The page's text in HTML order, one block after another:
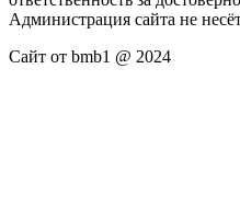
Администрация сайта не
Сайт от bmb1 @ 2024